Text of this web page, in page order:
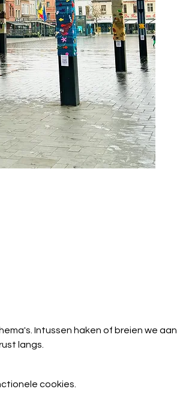
Intussen haken of breien we aan
langs.
cookies.